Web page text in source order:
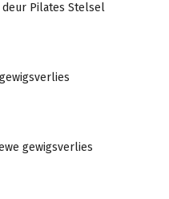
deur Pilates Stelsel
gewigsverlies